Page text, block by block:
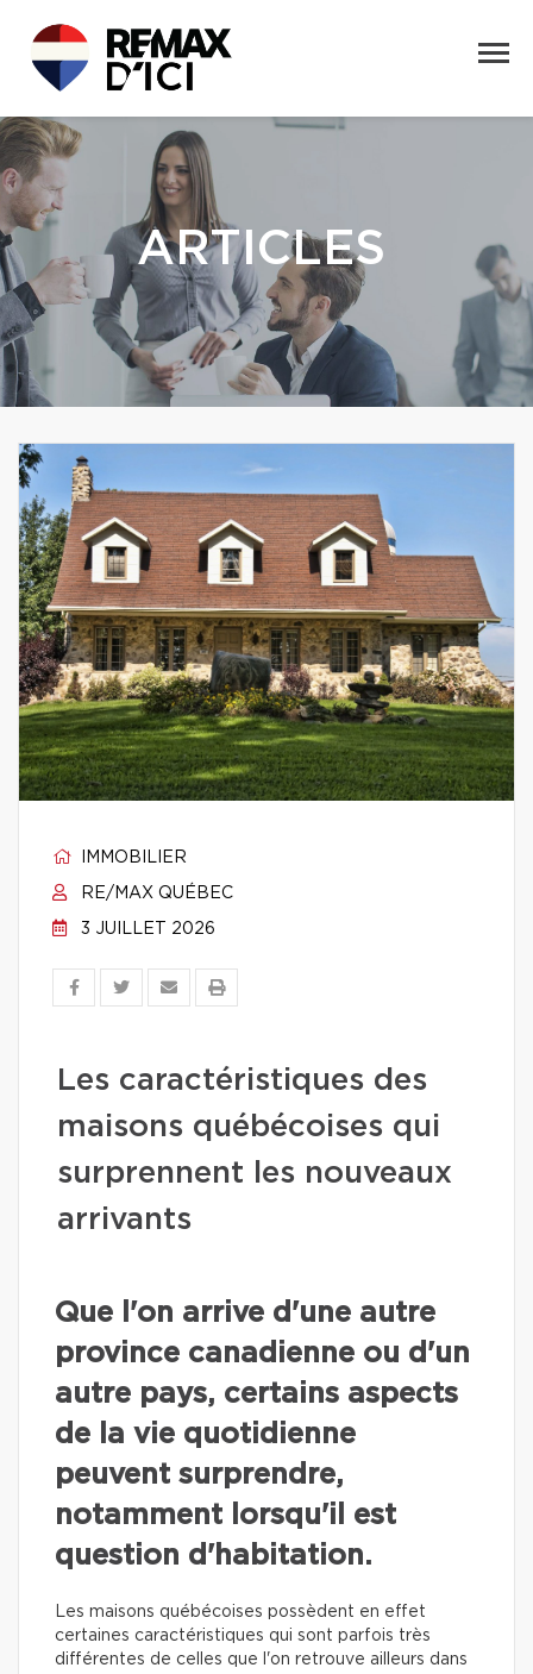
ARTICLES
IMMOBILIER
RE/MAX QUÉBEC
3 JUILLET 2026
Les caractéristiques des
maisons québécoises qui
surprennent les nouveaux
arrivants
Que l'on arrive d'une autre
province canadienne ou d'un
autre pays, certains aspects
de la vie quotidienne
peuvent surprendre,
notamment lorsqu'il est
question d'habitation.
Les maisons québécoises possèdent en effet
certaines caractéristiques qui sont parfois très
différentes de celles que l'on retrouve ailleurs dans